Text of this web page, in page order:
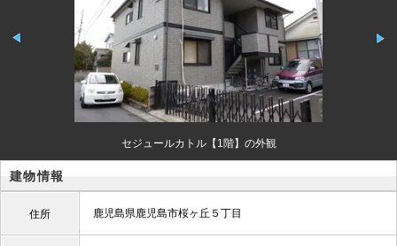
セジュールカトル【1階】の外観
建物情報
住所 鹿児島県鹿児島市桜ヶ丘５丁目